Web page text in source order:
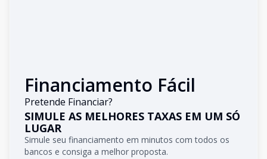
Financiamento Fácil
Pretende Financiar?
SIMULE AS MELHORES TAXAS EM UM SÓ
LUGAR
Simule seu financiamento em minutos com todos os
bancos e consiga a melhor proposta.